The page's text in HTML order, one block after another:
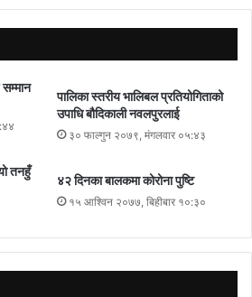
पालिका स्तरीय भालिबल प्रतियोगिताको
उपाधि बौदिकाली नवलपुरलाई
३० फाल्गुन २०७९, मंगलवार ०५:४३
तनहुँ
४२ दिनका बालकमा कोरोना पुष्टि
१५ आश्विन २०७७, बिहीबार १०:३०